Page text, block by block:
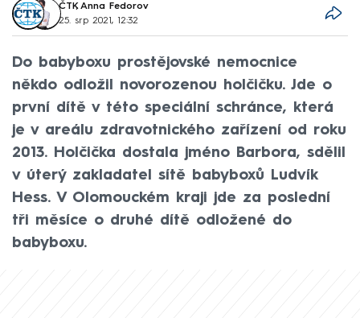
ČTK, Anna Fedorov
25. srp 2021, 12:32
Do babyboxu prostějovské nemocnice
někdo odložil novorozenou holčičku. Jde o
první dítě v této speciální schránce, která
je v areálu zdravotnického zařízení od roku
2013. Holčička dostala jméno Barbora, sdělil
v úterý zakladatel sítě babyboxů Ludvík
Hess. V Olomouckém kraji jde za poslední
tři měsíce o druhé dítě odložené do
babyboxu.